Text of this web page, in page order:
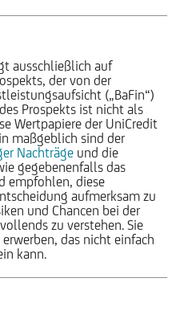
ausschließlich auf
der von der
(„BaFin“)
Prospekts ist nicht als
Wertpapiere der UniCredit
maßgeblich sind der
Nachträge und die
gegebenenfalls das
empfohlen, diese
aufmerksam zu
und Chancen bei der
zu verstehen. Sie
das nicht einfach
kann.